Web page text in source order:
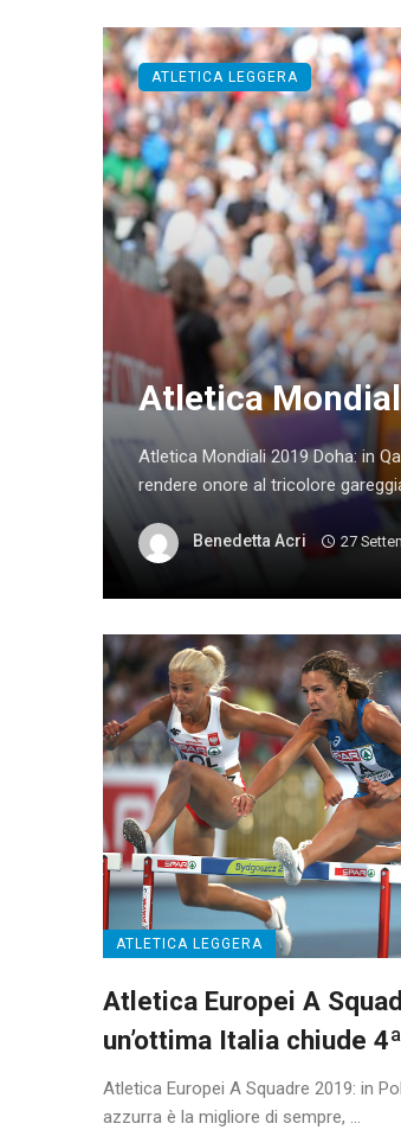
Atletica
Atletica Mondiali 2019 Doha: in
rendere onore al tricolore
Benedetta Acri 27
ATLETICA LEGGERA
ATLETICA LEGGERA
Atletica Europei A
un’ottima Italia chiude 4ª
Atletica Europei A Squadre 2019: in
azzurra è la migliore di sempre, ...